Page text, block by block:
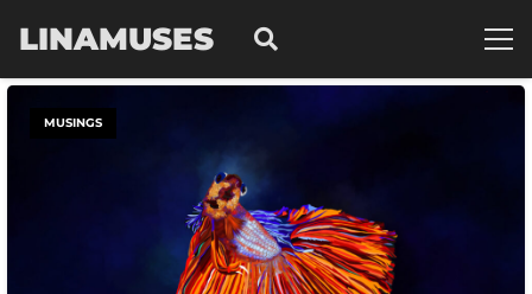
LINAMUSES
MUSINGS